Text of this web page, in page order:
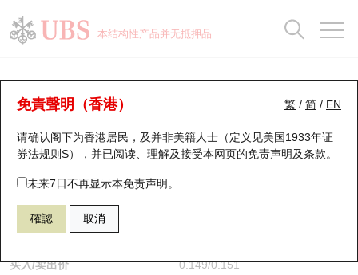
本结构性产品并无抵押品
繁 / 简 / EN
免責聲明（香港）
请确认阁下为香港居民，及并非美籍人士（定义见美国1933年证
券法规则S），并已阅读、理解及接受本网页的免责声明及条款。
未来7日不再显示本免责声明。
確認 取消
牛熊证分析仪
表现 街货统计 比较
65225 瑞银熊证 HSI 恒生指数
$0.15 0.014 (-8.54%)
买入/卖出价 0.149/0.151
瑞银认股证一览
新发行瑞银认股证
即将到期认股证
认股证到期结算价查找
认股证分析仪
街货统计
比较
牛熊全景快搜
牛熊证搜寻
牛熊证街货分布图
正股牛熊证列表
新发行瑞银牛熊证
街货统计
比较
十大升幅/跌幅
十大认股证成交分布
十天股证占大市成交
资金流
街货统计
正股分析仪
二十大活跃股份
恒指成份股
国指成份股
科指成份股
持股比重
显示所有持股比重
每月轮证大市专题
轮证专栏
讲座及教育短片
认股证投资者教育
牛熊证投资者教育